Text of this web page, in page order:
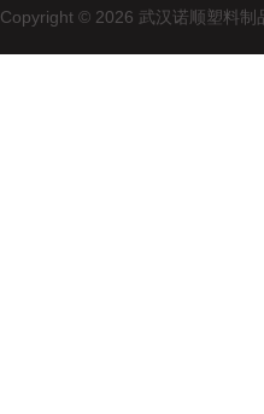
Copyright © 2026 武汉诺顺塑料